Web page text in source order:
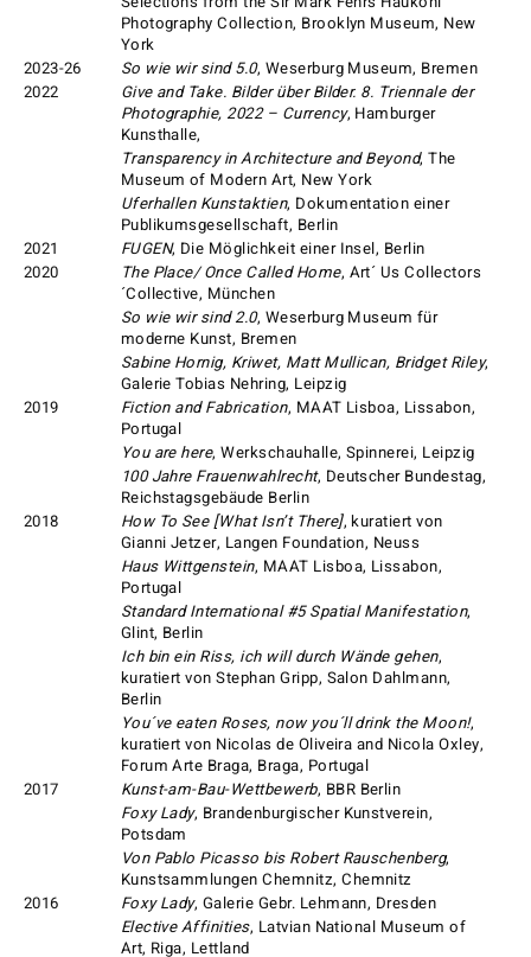
Photography Collection, Brooklyn Museum, New
York
2023-26
So wie wir sind 5.0, Weserburg Museum, Bremen
2022
Give and Take. Bilder über Bilder. 8. Triennale der
Photographie, 2022 – Currency, Hamburger
Kunsthalle,
Transparency in Architecture and Beyond, The
Museum of Modern Art, New York
Uferhallen Kunstaktien, Dokumentation einer
Publikumsgesellschaft, Berlin
2021
FUGEN, Die Möglichkeit einer Insel, Berlin
2020
The Place/ Once Called Home, Art´ Us Collectors
´Collective, München
So wie wir sind 2.0, Weserburg Museum für
moderne Kunst, Bremen
Sabine Hornig, Kriwet, Matt Mullican, Bridget Riley,
Galerie Tobias Nehring, Leipzig
2019
Fiction and Fabrication, MAAT Lisboa, Lissabon,
Portugal
You are here, Werkschauhalle, Spinnerei, Leipzig
100 Jahre Frauenwahlrecht, Deutscher Bundestag,
Reichstagsgebäude Berlin
2018
How To See [What Isn’t There], kuratiert von
Gianni Jetzer, Langen Foundation, Neuss
Haus Wittgenstein, MAAT Lisboa, Lissabon,
Portugal
Standard International #5 Spatial Manifestation,
Glint, Berlin
Ich bin ein Riss, ich will durch Wände gehen,
kuratiert von Stephan Gripp, Salon Dahlmann,
Berlin
You´ve eaten Roses, now you´ll drink the Moon!,
kuratiert von Nicolas de Oliveira and Nicola Oxley,
Forum Arte Braga, Braga, Portugal
2017
Kunst-am-Bau-Wettbewerb, BBR Berlin
Foxy Lady, Brandenburgischer Kunstverein,
Potsdam
Von Pablo Picasso bis Robert Rauschenberg,
Kunstsammlungen Chemnitz, Chemnitz
2016
Foxy Lady, Galerie Gebr. Lehmann, Dresden
Elective Affinities, Latvian National Museum of
Art, Riga, Lettland